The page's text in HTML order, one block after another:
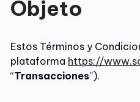
Objeto
Estos Términos y
plataforma https://
“Transacciones”).